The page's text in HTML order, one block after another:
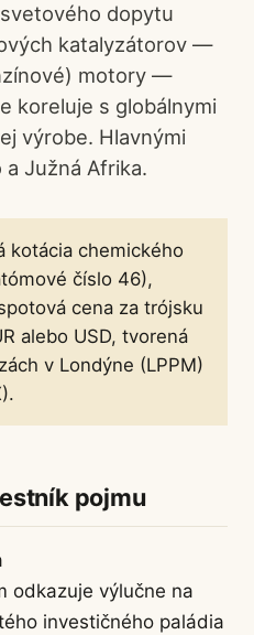
dopytu
katalyzátorov —
motory —
koreluje s globálnymi
výrobe. Hlavnými
Južná Afrika.
kotácia chemického
číslo 46),
cena za trójsku
alebo USD, tvorená
v Londýne (LPPM)
pojmu
odkazuje výlučne na
investičného paládia